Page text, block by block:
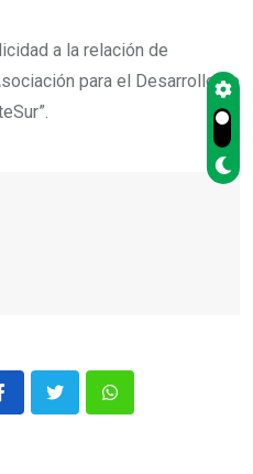
a la relación de
para el Desarrollo de